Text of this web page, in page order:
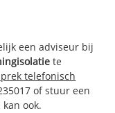
een adviseur bij
te
telefonisch
of stuur een
ook.